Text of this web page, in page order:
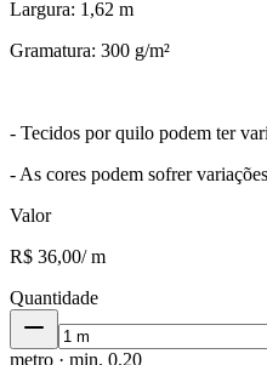
Largura: 1,62 m
Gramatura: 300 g/m²
- Tecidos por quilo podem ter
- As cores podem sofrer
Valor
R$ 36,00/m
Quantidade
metro · min. 0.20